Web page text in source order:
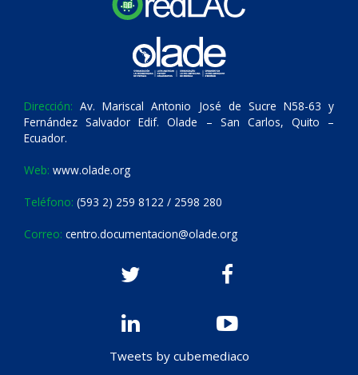
Dirección: Av. Mariscal Antonio José de Sucre N58-63 y
Fernández Salvador Edif. Olade – San Carlos, Quito –
Ecuador.
Web: www.olade.org
Teléfono: (593 2) 259 8122 / 2598 280
Correo: centro.documentacion@olade.org
Tweets by cubemediaco